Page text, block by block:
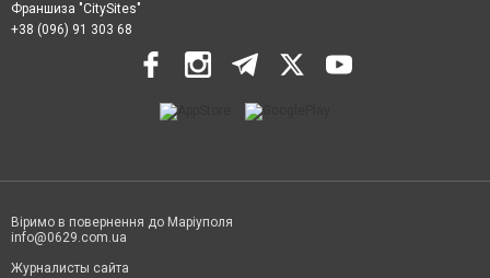
Франшиза "CitySites"
+38 (096) 91 303 68
Віримо в повернення до Маріуполя
info@0629.com.ua
Журналисты сайта